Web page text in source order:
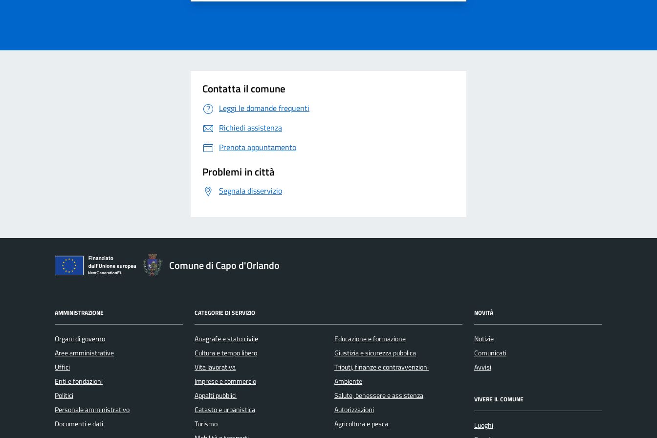
Contatta il comune
Leggi le domande frequenti
Richiedi assistenza
Prenota appuntamento
Problemi in città
Segnala disservizio
Comune di Capo d'Orlando
AMMINISTRAZIONE
Organi di governo
Aree amministrative
Uffici
Enti e fondazioni
Politici
Personale amministrativo
Documenti e dati
CATEGORIE DI SERVIZIO
Anagrafe e stato civile
Cultura e tempo libero
Vita lavorativa
Imprese e commercio
Appalti pubblici
Catasto e urbanistica
Turismo
Educazione e formazione
Giustizia e sicurezza pubblica
Tributi, finanze e contravvenzioni
Ambiente
Salute, benessere e assistenza
Autorizzazioni
Agricoltura e pesca
NOVITÀ
Notizie
Comunicati
Avvisi
VIVERE IL COMUNE
Luoghi